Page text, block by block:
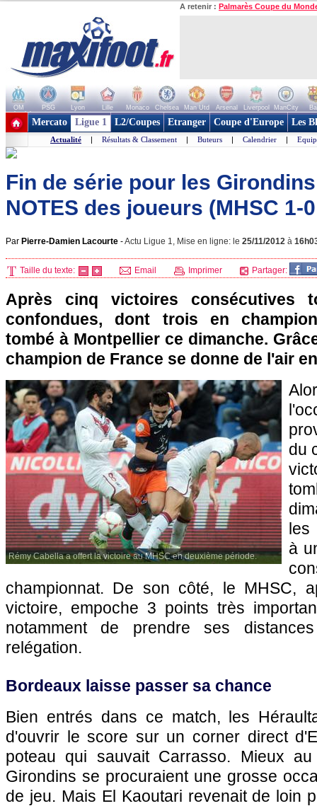
A retenir : Palmarès Coupe du
OM PSG Lyon Lille Monaco Chelsea Man Utd Arsenal Liverpool ManCity
+ de clubs
Mercato Ligue 1 L2/Coupes Etranger Coupe d'Europe Les
Actualité | Résultats & Classement | Buteurs | Calendrier |
Fin de série pour les
NOTES des joueurs (MHSC 1-
Par Pierre-Damien Lacourte -Actu Ligue 1, Mise en ligne: le 25/11/2012 à
Taille du texte: Email Imprimer Partager:
Après cinq victoires consécutives
confondues, dont trois en
tombé à Montpellierce dimanche.
champion de France se donne de l'air
Rémy Cabella a offert la victoire au MHSC en deuxième période.
du
les
à
championnat. De son côté, le MHSC,
victoire, empoche 3 points très
notamment de prendre ses
relégation.
Bordeaux laisse passer sa chance
Bien entrés dans ce match, les
d'ouvrir le score sur un corner direct
poteau qui sauvait Carrasso. Mieux
Girondins se procuraient une grosse
de jeu. Mais El Kaoutari revenait de loin